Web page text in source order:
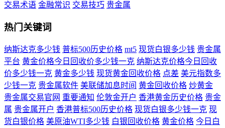
交易术语 金融常识 交易技巧 贵金属
热门关键词
纳斯达克多少钱 普标500历史价格 mt5 现货白银多少钱 贵金属
平台 黄金价格今日回收价多少钱一克 纳斯达克价格今日回收
价多少钱一克 黄金多少钱 现货黄金回收价格 点差 美元指数多
少钱一克 贵金属软件 美联储加息时间 黄金回收价格 炒黄金
贵金属交易官网 重要通知 伦敦金开户 香港黄金历史价格 贵金
属 贵金属开户 香港普标500历史价格 现货白银多少钱一克 现
货白银价格 美原油WTI多少钱 白银回收价格 黄金价格 今日白